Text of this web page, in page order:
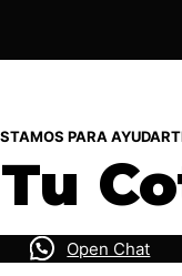
PARA
Open Chat